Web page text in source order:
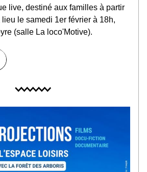
live, destiné aux familles à partir
le samedi 1er février à 18h,
(salle La loco'Motive).